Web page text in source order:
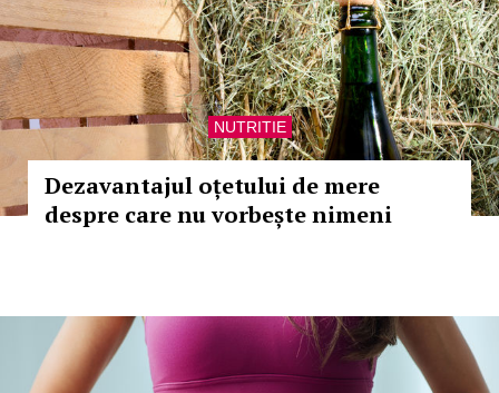
NUTRITIE
Dezavantajul oțetului de mere
despre care nu vorbește nimeni